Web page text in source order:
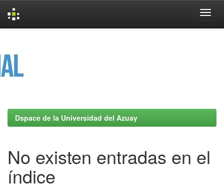
Dspace de la Universidad del Azuay
No existen entradas en el
índice